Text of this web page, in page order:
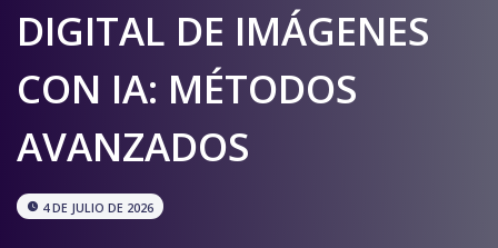
DIGITAL DE IMÁGENES
CON IA: MÉTODOS
AVANZADOS
watch_later 4 DE JULIO DE 2026